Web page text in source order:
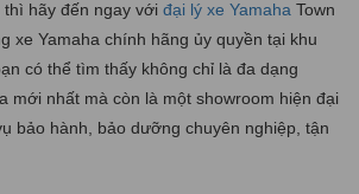
thì hãy đến ngay với đại lý xe Yamaha Town
xe Yamaha chính hãng ủy quyền tại khu
có thể tìm thấy không chỉ là đa dạng
mới nhất mà còn là một showroom hiện đại
bảo hành, bảo dưỡng chuyên nghiệp, tận